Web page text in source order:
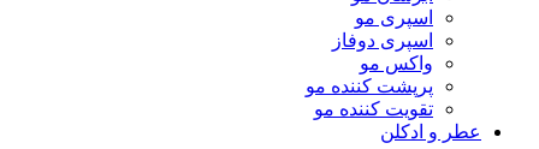
اسپری مو
اسپری دوفاز
واکس مو
پرپشت کننده مو
تقویت کننده مو
عطر و ادکلن